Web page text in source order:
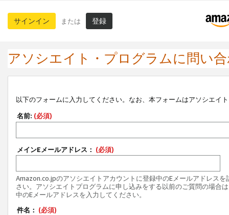
サインイン または 登録
アソシエイト・プログラムに問い
以下のフォームに入力してください。なお、本フォームはアソシエイ
名前: (必須)
メインEメールアドレス： (必須)
Amazon.co.jpのアソシエイトアカウントに登録中のEメールアドレスを
さい。アソシエイトプログラムに申し込みをする以前のご質問の場合
中のEメールアドレスを入力してください。
件名： (必須)